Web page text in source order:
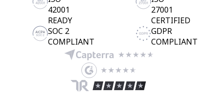
42001
READY
27001
CERTIFIED
SOC 2
COMPLIANT
GDPR
COMPLIANT